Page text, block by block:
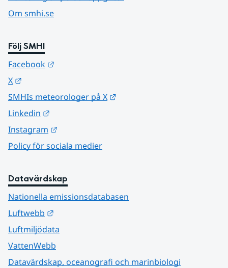
Om smhi.se
Följ SMHI
Facebook
X
SMHIs meteorologer på X
Linkedin
Instagram
Policy för sociala medier
Datavärdskap
Nationella emissionsdatabasen
Luftwebb
Luftmiljödata
VattenWebb
Datavärdskap, oceanografi och marinbiologi